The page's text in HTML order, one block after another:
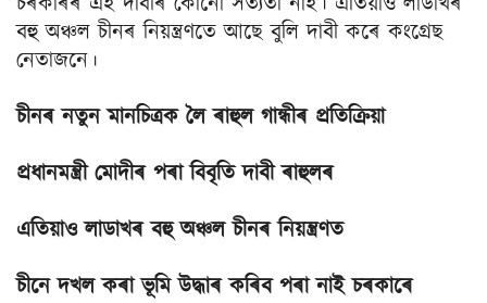
বহু অঞ্চল চীনৰ নিয়ন্ত্ৰণতে আছে বুলি দাবী কৰে কংগ্ৰেছ
নেতাজনে।
চীনৰ নতুন মানচিত্ৰক লৈ ৰাহুল গান্ধীৰ প্ৰতিক্ৰিয়া
প্ৰধানমন্ত্ৰী মোদীৰ পৰা বিবৃতি দাবী ৰাহুলৰ
এতিয়াও লাডাখৰ বহু অঞ্চল চীনৰ নিয়ন্ত্ৰণত
চীনে দখল কৰা ভূমি উদ্ধাৰ কৰিব পৰা নাই চৰকাৰে